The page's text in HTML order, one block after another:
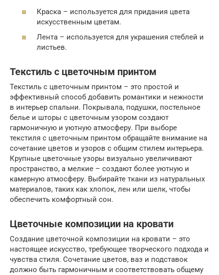
Краска – используется для придания цвета
искусственным цветам.
Лента – используется для украшения стеблей и
листьев.
Текстиль с цветочным принтом
Текстиль с цветочным принтом – это простой и
эффективный способ добавить романтики и нежности
в интерьер спальни. Покрывала, подушки, постельное
белье и шторы с цветочным узором создают
гармоничную и уютную атмосферу. При выборе
текстиля с цветочным принтом обращайте внимание на
сочетание цветов и узоров с общим стилем интерьера.
Крупные цветочные узоры визуально увеличивают
пространство, а мелкие – создают более уютную и
камерную атмосферу. Выбирайте ткани из натуральных
материалов, таких как хлопок, лен или шелк, чтобы
обеспечить комфортный сон.
Цветочные композиции на кровати
Создание цветочной композиции на кровати – это
настоящее искусство, требующее творческого подхода и
чувства стиля. Сочетание цветов, ваз и подставок
должно быть гармоничным и соответствовать общему